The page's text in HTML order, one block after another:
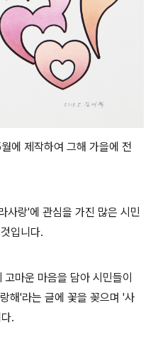
제작하여 그해 가을에 전
사랑'에 관심을 가진 많은 시민
입니다.
마운 마음을 담아 시민들이
해'라는 글에 꽃을 꽂으며 '사
.